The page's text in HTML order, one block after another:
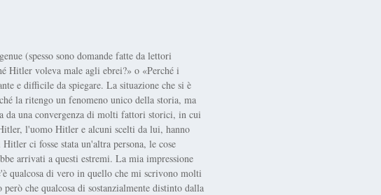
(spesso sono domande fatte da lettori
Hitler voleva male agli ebrei?» o «Perché i
e difficile da spiegare. La situazione che si è
la ritengo un fenomeno unico della storia, ma
da una convergenza di molti fattori storici, in cui
l'uomo Hitler e alcuni scelti da lui, hanno
ci fosse stata un'altra persona, le cose
arrivati a questi estremi. La mia impressione
qualcosa di vero in quello che mi scrivono molti
che qualcosa di sostanzialmente distinto dalla